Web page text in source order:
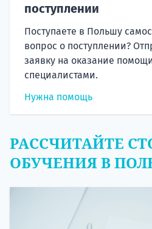
поступлении
Поступаете в Польшу
вопрос о поступлении?
заявку на оказание
специалистами.
Нужна помощь
РАССЧИТАЙТЕ
ОБУЧЕНИЯ В